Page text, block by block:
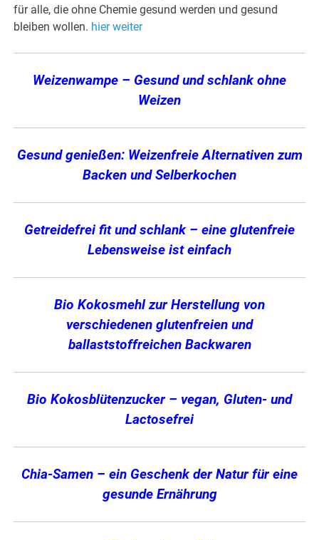
für alle, die ohne Chemie gesund werden und gesund
bleiben wollen. hier weiter
Weizenwampe – Gesund und schlank ohne
Weizen
Gesund genießen: Weizenfreie Alternativen zum
Backen und Selberkochen
Getreidefrei fit und schlank – eine glutenfreie
Lebensweise ist einfach
Bio Kokosmehl zur Herstellung von
verschiedenen glutenfreien und
ballaststoffreichen Backwaren
Bio Kokosblütenzucker – vegan, Gluten- und
Lactosefrei
Chia-Samen – ein Geschenk der Natur für eine
gesunde Ernährung